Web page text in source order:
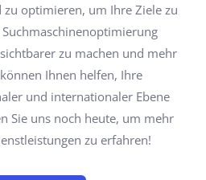
optimieren, um Ihre Ziele zu
zu machen und mehr
Ihnen helfen, Ihre
und internationaler Ebene
Sie uns noch heute, um mehr
zu erfahren!